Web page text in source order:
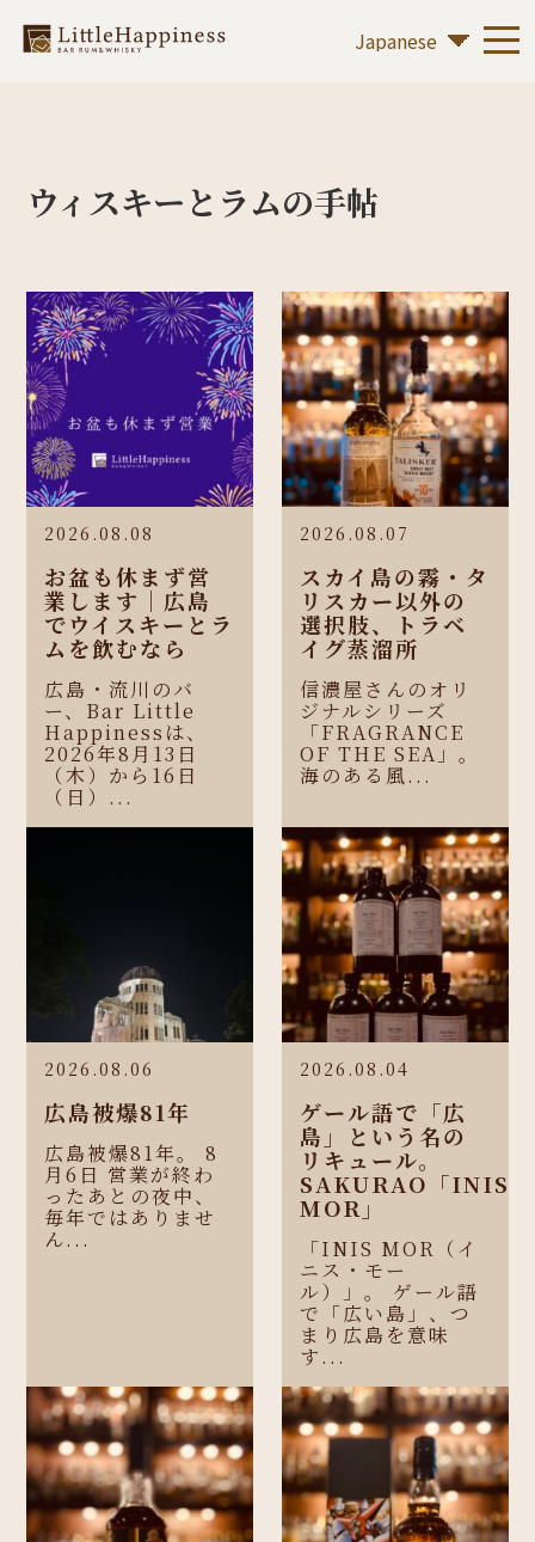
ウィスキーとラムの手帖
2026.08.08
お盆も休まず営
業します｜広島
でウイスキーとラ
ムを飲むなら
広島・流川のバ
ー、Bar Little
Happinessは、
2026年8月13日
（木）から16日
（日）...
2026.08.07
スカイ島の霧・タ
リスカー以外の
選択肢、トラベ
イグ蒸溜所
信濃屋さんのオリ
ジナルシリーズ
「FRAGRANCE
OF THE SEA」。
海のある風...
2026.08.06
広島被爆81年
広島被爆81年。 8
月6日 営業が終わ
ったあとの夜中、
毎年ではありませ
ん...
2026.08.04
ゲール語で「広
島」という名の
リキュール。
SAKURAO「INIS
MOR」
「INIS MOR（イ
ニス・モー
ル）」。 ゲール語
で「広い島」、つ
まり広島を意味
す...